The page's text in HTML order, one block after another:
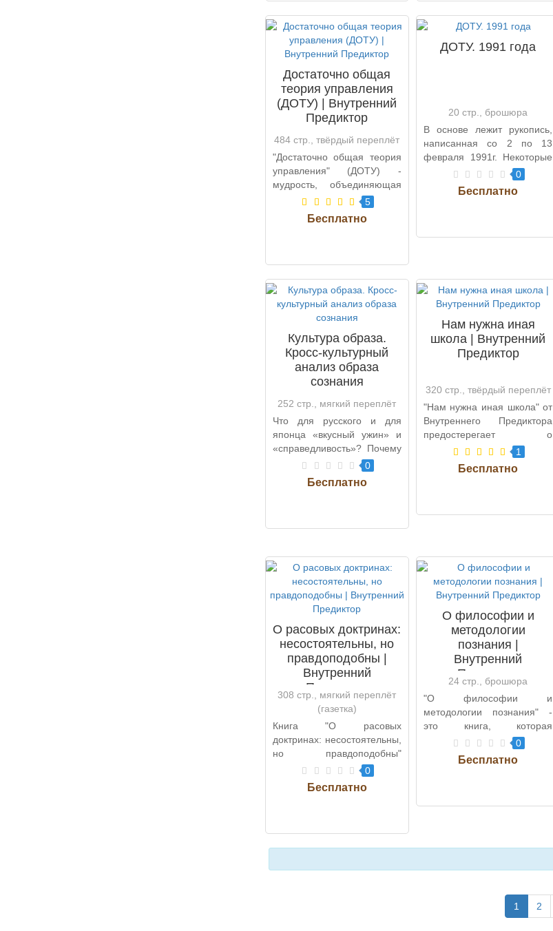
Достаточно общая
теория управления
(ДОТУ) | Внутренний
Предиктор
484 стр., твёрдый переплёт
"Достаточно общая теория
управления" (ДОТУ) -
мудрость, объединяющая
множество аспектов
управления и..
5
ДОТУ. 1991 года
20 стр., брошюра
В основе лежит рукопись,
написанная со 2 по 13
февраля 1991г. Некоторые
уточнения внесены при
0
Культура образа.
Кросс-культурный
анализ образа
сознания
252 стр., мягкий переплёт
Что для русского и для
японца «вкусный ужин» и
«справедливость»? Почему
в Японии больше развита
0
Нам нужна иная
школа | Внутренний
Предиктор
320 стр., твёрдый переплёт
"Нам нужна иная школа" от
Внутреннего Предиктора
предостерегает о
потенциальных проблемах,
которые с..
1
О расовых доктринах:
несостоятельны, но
правдоподобны |
Внутренний
Предиктор
308 стр., мягкий переплёт
(газетка)
Книга "О расовых
доктринах: несостоятельны,
но правдоподобны"
Внутреннего Предиктора
является исслед..
0
О философии и
методологии
познания |
Внутренний
Предиктор
24 стр., брошюра
"О философии и
методологии познания" -
это книга, которая
приглашает вас на
захватывающее
путешестви..
0
1 2